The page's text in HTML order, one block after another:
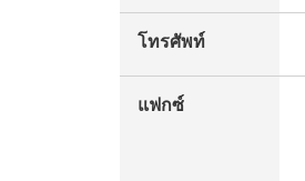
โทรศัพท์
แฟกซ์